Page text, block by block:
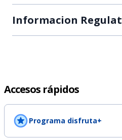
Informacion
Accesos rápidos
Programa disfruta+